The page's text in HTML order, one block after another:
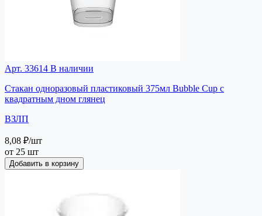
Арт. 33614 В наличии
Стакан одноразовый пластиковый 375мл Bubble Cup с
квадратным дном глянец
ВЗЛП
8,08 ₽/шт
от 25 шт
Добавить в корзину